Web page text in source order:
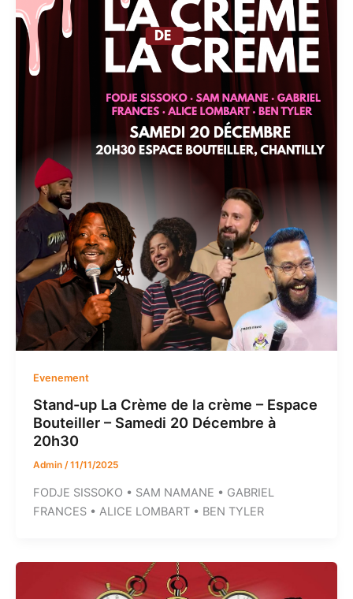
Evenement
Stand-up La Crème de la crème – Espace
Bouteiller – Samedi 20 Décembre à
20h30
Admin /11/11/2025
FODJE SISSOKO • SAM NAMANE • GABRIEL
FRANCES • ALICE LOMBART • BEN TYLER